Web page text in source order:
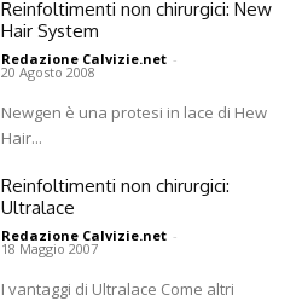
Reinfoltimenti non chirurgici: New
Hair System
Redazione Calvizie.net -
20 Agosto 2008
Newgen è una protesi in lace di Hew
Hair...
Reinfoltimenti non chirurgici:
Ultralace
Redazione Calvizie.net -
18 Maggio 2007
I vantaggi di Ultralace Come altri